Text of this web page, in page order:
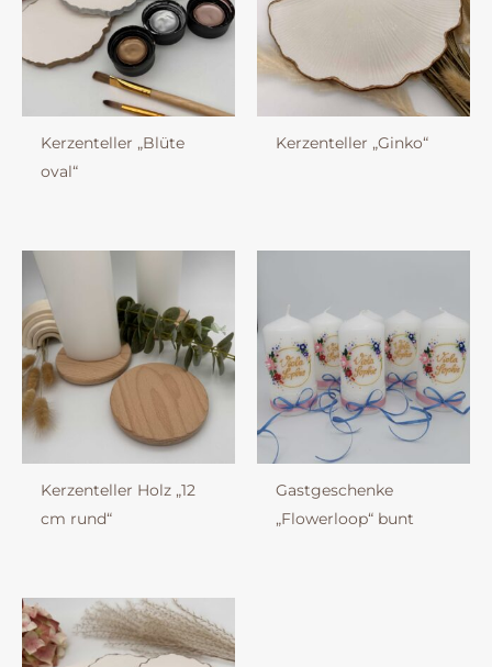
Kerzenteller „Blüte
oval“
Kerzenteller „Ginko“
Kerzenteller Holz „12
cm rund“
Gastgeschenke
„Flowerloop“ bunt